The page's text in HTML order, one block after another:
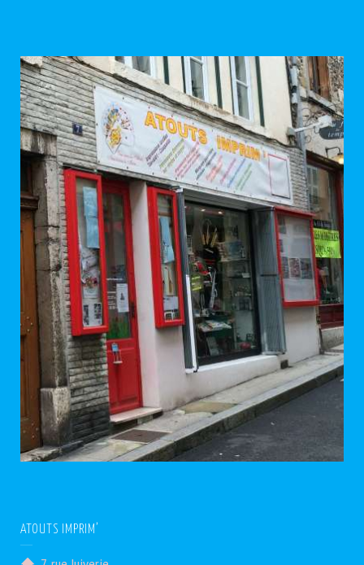
ATOUTS IMPRIM’